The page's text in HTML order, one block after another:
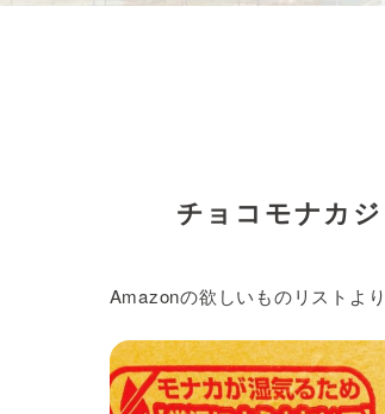
チョコモナカ
Amazonの欲しいものリストよ